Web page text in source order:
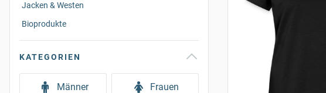
Jacken & Westen
Bioprodukte
KATEGORIEN
Männer Frauen